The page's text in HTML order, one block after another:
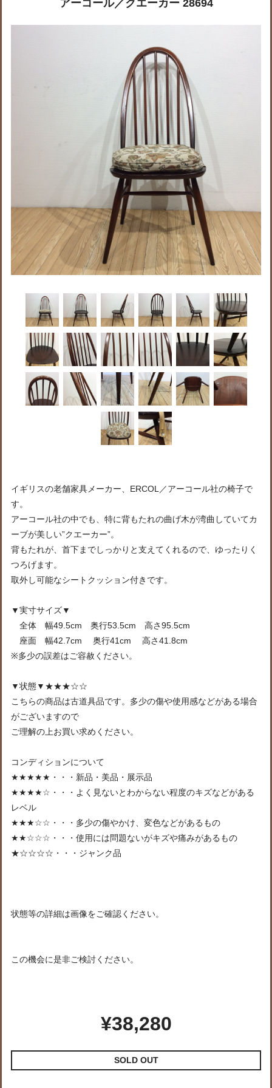
アーコール／クエーカー 28694
イギリスの老舗家具メーカー、ERCOL／アーコール社の椅子で
す。
アーコール社の中でも、特に背もたれの曲げ木が湾曲していてカ
ーブが美しい”クエーカー”。
背もたれが、首下までしっかりと支えてくれるので、ゆったりく
つろげます。
取外し可能なシートクッション付きです。
▼実寸サイズ▼
全体 幅49.5cm 奥行53.5cm 高さ95.5cm
座面 幅42.7cm 奥行41cm 高さ41.8cm
※多少の誤差はご容赦ください。
▼状態▼★★★☆☆
こちらの商品は古道具品です。多少の傷や使用感などがある場合
がございますので
ご理解の上お買い求めください。
コンディションについて
★★★★★・・・新品・美品・展示品
★★★★☆・・・よく見ないとわからない程度のキズなどがある
レベル
★★★☆☆・・・多少の傷やかけ、変色などがあるもの
★★☆☆☆・・・使用には問題ないがキズや痛みがあるもの
★☆☆☆☆・・・ジャンク品
状態等の詳細は画像をご確認ください。
この機会に是非ご検討ください。
¥38,280
SOLD OUT